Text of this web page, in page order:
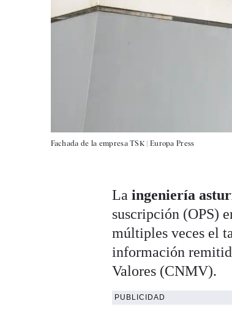
Fachada de la empresa TSK | Europa Press
Laingeniería
suscripción (OPS)
múltiples veces el
información
Valores (CNMV).
PUBLICIDAD